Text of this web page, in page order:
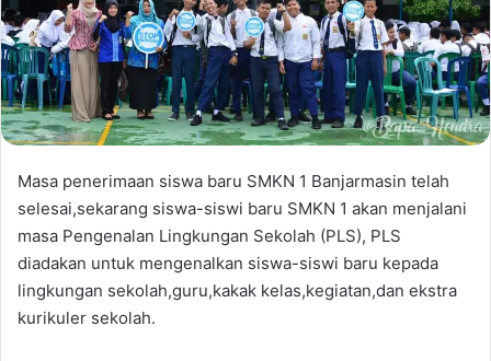
Masa penerimaan siswa baru SMKN 1 Banjarmasin telah
selesai,sekarang siswa-siswi baru SMKN 1 akan menjalani
masa Pengenalan Lingkungan Sekolah (PLS), PLS
diadakan untuk mengenalkan siswa-siswi baru kepada
lingkungan sekolah,guru,kakak kelas,kegiatan,dan ekstra
kurikuler sekolah.